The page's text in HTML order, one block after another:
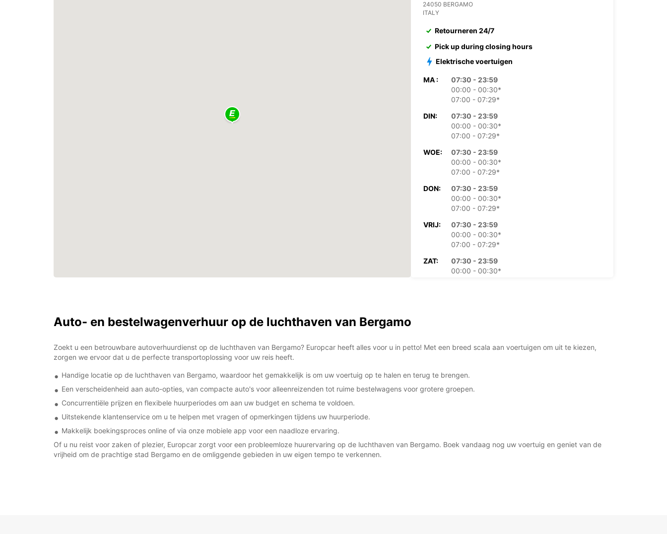
24050 BERGAMO
ITALY
Retourneren 24/7
Pick up during closing hours
Elektrische voertuigen
MA :
07:30 - 23:59
00:00 - 00:30*
07:00 - 07:29*
DIN:
07:30 - 23:59
00:00 - 00:30*
07:00 - 07:29*
WOE:
07:30 - 23:59
00:00 - 00:30*
07:00 - 07:29*
DON:
07:30 - 23:59
00:00 - 00:30*
07:00 - 07:29*
VRIJ:
07:30 - 23:59
00:00 - 00:30*
07:00 - 07:29*
ZAT:
07:30 - 23:59
00:00 - 00:30*
These opening hours may vary due to public holidays.
Auto- en bestelwagenverhuur op de luchthaven van Bergamo
Zoekt u een betrouwbare autoverhuurdienst op de luchthaven van Bergamo? Europcar heeft alles voor u in petto! Met een breed scala aan voertuigen om uit te kiezen,
zorgen we ervoor dat u de perfecte transportoplossing voor uw reis heeft.
Handige locatie op de luchthaven van Bergamo, waardoor het gemakkelijk is om uw voertuig op te halen en terug te brengen.
Een verscheidenheid aan auto-opties, van compacte auto's voor alleenreizenden tot ruime bestelwagens voor grotere groepen.
Concurrentiële prijzen en flexibele huurperiodes om aan uw budget en schema te voldoen.
Uitstekende klantenservice om u te helpen met vragen of opmerkingen tijdens uw huurperiode.
Makkelijk boekingsproces online of via onze mobiele app voor een naadloze ervaring.
Of u nu reist voor zaken of plezier, Europcar zorgt voor een probleemloze huurervaring op de luchthaven van Bergamo. Boek vandaag nog uw voertuig en geniet van de
vrijheid om de prachtige stad Bergamo en de omliggende gebieden in uw eigen tempo te verkennen.